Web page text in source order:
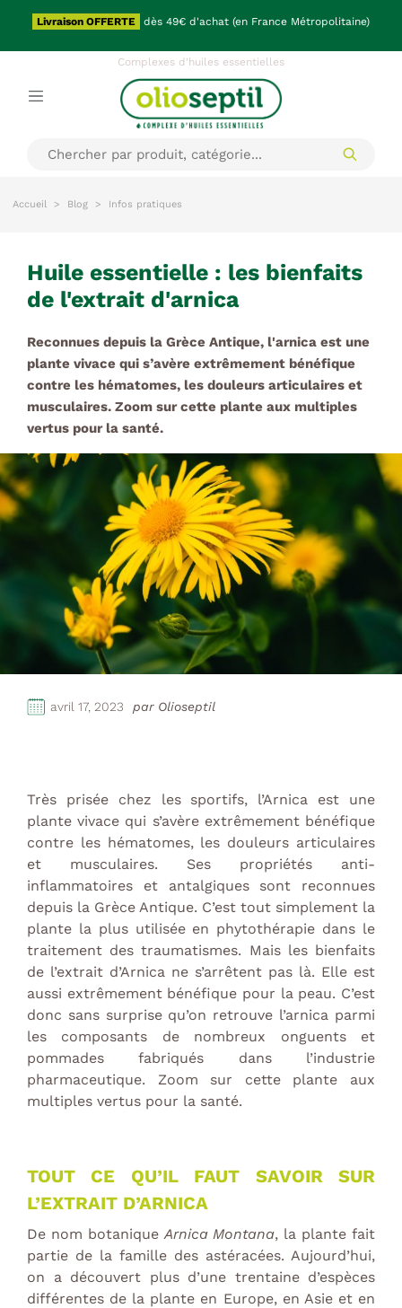
Shopping Nature
Livraison OFFERTE dès 49€ d'achat (en France Métropolitaine)
Complexes d'huiles essentielles
Accueil Blog Infos pratiques
huile essentielle : les bienfaits
de l'extrait d'arnica
Reconnues depuis la Grèce Antique, l'arnica est une
plante vivace qui s’avère extrêmement bénéfique
contre les hématomes, les douleurs articulaires et
musculaires. Zoom sur cette plante aux multiples
vertus pour la santé.
avril 17, 2023 par Olioseptil
Très prisée chez les sportifs, l’Arnica est une
plante vivace qui s’avère extrêmement bénéfique
contre les hématomes, les douleurs articulaires
et musculaires. Ses propriétés anti-
inflammatoires et antalgiques sont reconnues
depuis la Grèce Antique. C’est tout simplement la
plante la plus utilisée en phytothérapie dans le
traitement des traumatismes. Mais les bienfaits
de l’extrait d’Arnica ne s’arrêtent pas là. Elle est
aussi extrêmement bénéfique pour la peau. C’est
donc sans surprise qu’on retrouve l’arnica parmi
les composants de nombreux onguents et
pommades fabriqués dans l’industrie
pharmaceutique. Zoom sur cette plante aux
multiples vertus pour la santé.
TOUT CE QU’IL FAUT SAVOIR SUR
L’EXTRAIT D’ARNICA
De nom botanique Arnica Montana, la plante fait
partie de la famille des astéracées. Aujourd’hui,
on a découvert plus d’une trentaine d’espèces
différentes de la plante en Europe, en Asie et en